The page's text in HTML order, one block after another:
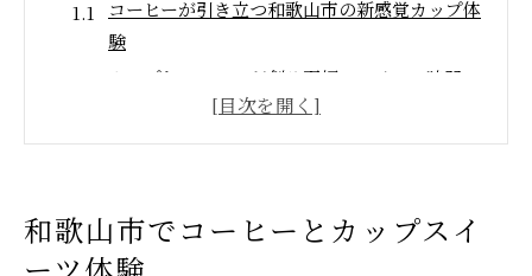
コーヒーが引き立つ和歌山市の新感覚カップ体
験
カップとコーヒーが創る至福のスイーツ時間
和歌山市で楽しむカップケーキとコーヒーの魅
力
カップに詰まった和歌山市のコーヒー文化を体
感
和歌山市でコーヒーとカップスイ